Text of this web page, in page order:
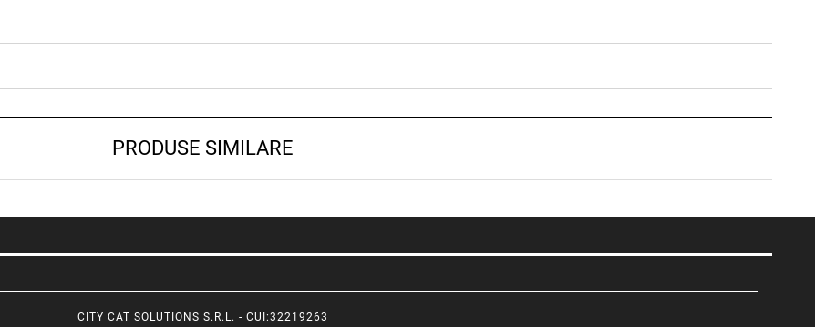
PRODUSE SIMILARE
CITY CAT SOLUTIONS S.R.L. - CUI:32219263